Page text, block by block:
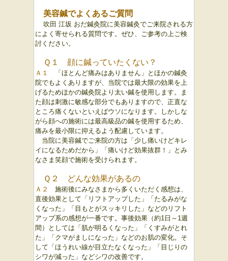
美容鍼でよくあるご質問
吹田 江坂 おだ鍼灸院に美容鍼灸でご来院される方
によく寄せられる質問です。 ぜひ、ご参考の上ご検
討ください。
Ｑ１ 顔に鍼っていたくない？
Ａ１
「ほとんど痛みはありません」とほかの鍼灸
院でもよくありますが、当院では最大限の効果を上
げるためほかの鍼灸院より太い鍼を使用します。ま
た顔は刺激に敏感な部分でもありますので、正直な
ところ痛くないといえばウソになります。しかしな
がら顔への施術には最高級品の鍼を使用するため、
痛みを最小限に抑えるよう配慮しています。
当院に美容鍼でご来院の方は「少し痛いけどキレ
イになるためだから」「痛いけど効果抜群！」とみ
なさま笑顔で施術を受けられます。
Ｑ２ どんな効果があるの
Ａ２
施術後にみなさまから多くいただく感想は、
直後効果として「リフトアップした」「たるみがな
くなった」「目もとがスッキリした」などのリフト
アップ系の感想が一番です。事後効果（約1日～1週
間）としては「肌が明るくなった」「くすみがとれ
た」「クマがましになった」などのお肌の変化。そ
して「ほうれい線が目立たなくなった」「目じりの
シワが減った」などシワの改善です。